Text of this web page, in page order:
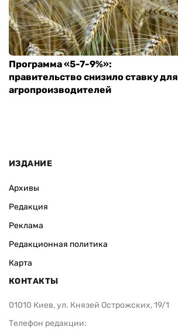
Программа «5-7-9%»:
правительство снизило ставку для
агропроизводителей
ИЗДАНИЕ
Архивы
Редакция
Реклама
Редакционная политика
Карта
КОНТАКТЫ
01010 Киев, ул. Князей Острожских, 19/1
Телефон редакции: